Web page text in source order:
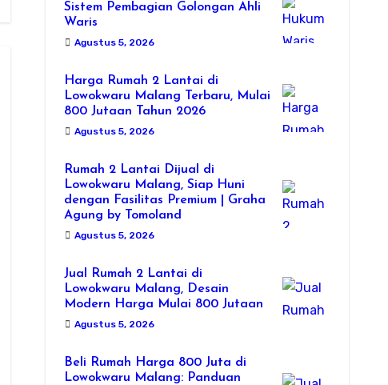
Sistem Pembagian Golongan Ahli
Waris
Agustus 5, 2026
Harga Rumah 2 Lantai di
Lowokwaru Malang Terbaru, Mulai
800 Jutaan Tahun 2026
Agustus 5, 2026
Rumah 2 Lantai Dijual di
Lowokwaru Malang, Siap Huni
dengan Fasilitas Premium | Graha
Agung by Tomoland
Agustus 5, 2026
Jual Rumah 2 Lantai di
Lowokwaru Malang, Desain
Modern Harga Mulai 800 Jutaan
Agustus 5, 2026
Beli Rumah Harga 800 Juta di
Lowokwaru Malang: Panduan